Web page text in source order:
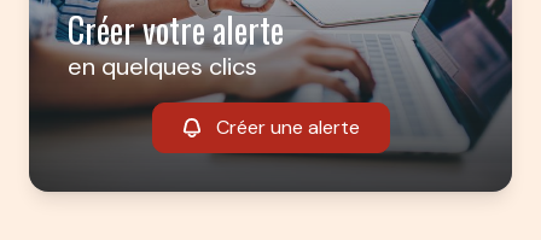
Créer votre alerte
en quelques clics
Créer une alerte